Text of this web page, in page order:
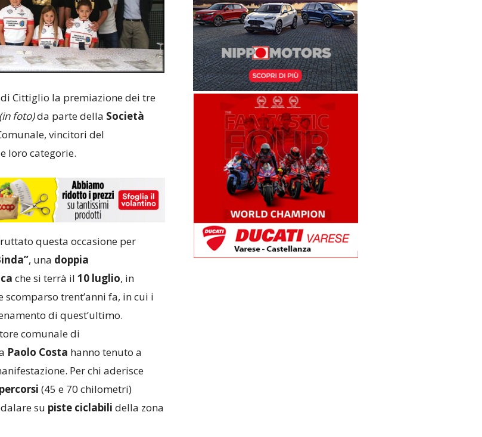
Cittiglio la premiazionedei tre
(in foto)da parte della Società
vincitori del
loro categorie.
questa occasione per
, una doppia
che si terrà il 10 luglio, in
trent’anni fa, in cui i
di quest’ultimo.
comunale di
Paolo Costa hanno tenuto a
Per chi aderisce
(45 e 70 chilometri)
su piste ciclabili della zona